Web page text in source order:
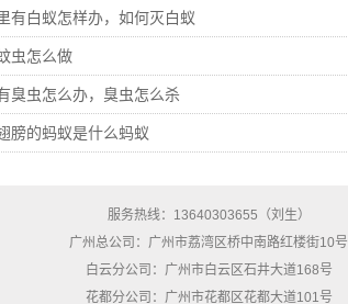
有白蚁怎样办，如何灭白蚁
虫怎么做
臭虫怎么办，臭虫怎么杀
膀的蚂蚁是什么蚂蚁
服务热线：13640303655（刘生）
广州总公司：广州市荔湾区桥中南路红楼街10号
白云分公司：广州市白云区石井大道168号
花都分公司：广州市花都区花都大道101号